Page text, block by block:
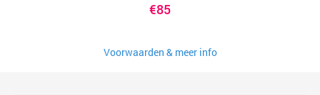
€85
Voorwaarden & meer info